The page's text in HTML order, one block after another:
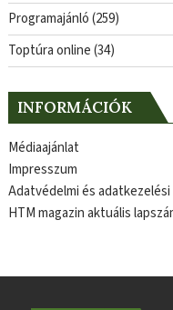
Programajánló(259)
Toptúra online(34)
INFORMÁCIÓK
Médiaajánlat
Impresszum
Adatvédelmi és
HTM magazin aktuális